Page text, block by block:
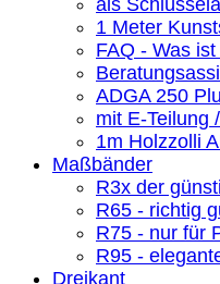
als
1 Meter
FAQ - Was
ADGA 250
mit E-Teilung
1m Holzzolli
Maßbänder
R3x der
R65 - richtig
R75 - nur für
R95 -
Dreikant